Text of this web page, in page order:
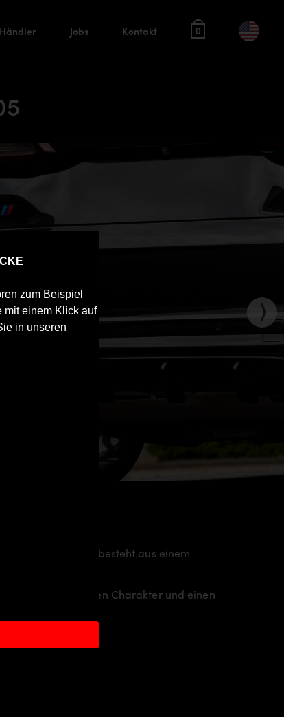
zum Beispiel
mit einem Klick auf
in unseren
Händler Jobs Kontakt 0
Das Material besteht aus einem
den individuellen Charakter und einen